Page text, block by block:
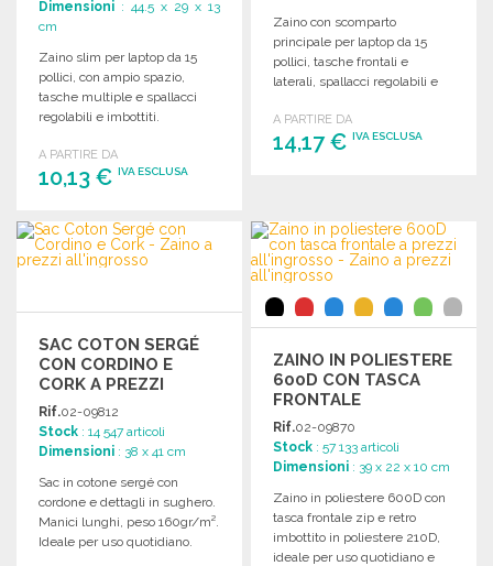
Dimensioni : 44.5 x 29 x 13
cm
Zaino slim per laptop da 15
pollici, con ampio spazio,
tasche multiple e spallacci
regolabili e imbottiti.
A PARTIRE DA
10,13 € IVA ESCLUSA
ORDINARE
Richiedi un preventivo
Zaino con scomparto
principale per laptop da 15
pollici, tasche frontali e
laterali, spallacci regolabili e
Dimensioni: 31 x 45 x 16 cm.
A PARTIRE DA
14,17 €IVA ESCLUSA
Richiedi un preventivo
SAC COTON SERGÉ
CON CORDINO E
CORK A PREZZI
ALL'INGROSSO
Rif.02-09812
Stock : 14 547 articoli
Dimensioni : 38 x 41 cm
Sac in cotone sergé con
cordone e dettagli in sughero.
Manici lunghi, peso 160gr/m².
Ideale per uso quotidiano.
ZAINO IN POLIESTERE
600D CON TASCA
FRONTALE
Rif.02-09870
Stock : 57 133 articoli
Dimensioni : 39 x 22 x 10 cm
Zaino in poliestere 600D con
tasca frontale zip e retro
imbottito in poliestere 210D,
ideale per uso quotidiano e